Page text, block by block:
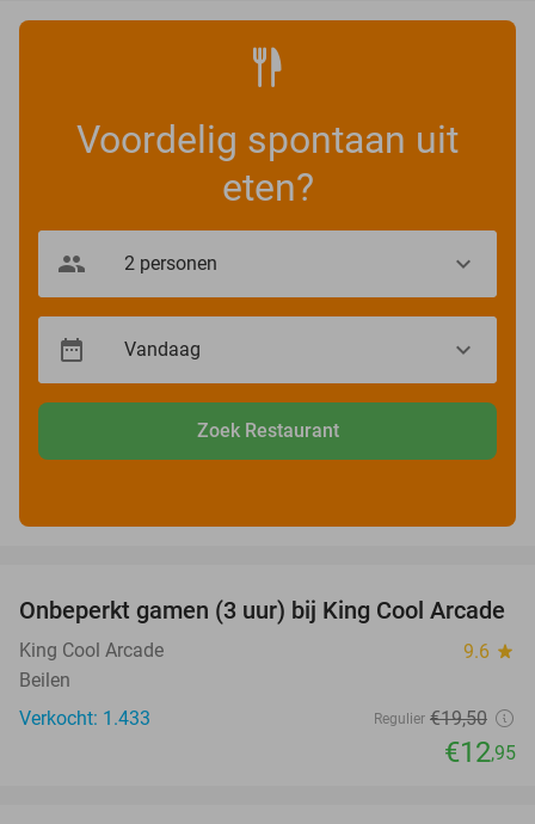
Voordelig spontaan uit
eten?
Zoek Restaurant
34%
Onbeperkt gamen (3 uur) bij King Cool Arcade
King Cool Arcade 9.6 star
Beilen
Verkocht: 1.433
Regulier €19,50
€12,95